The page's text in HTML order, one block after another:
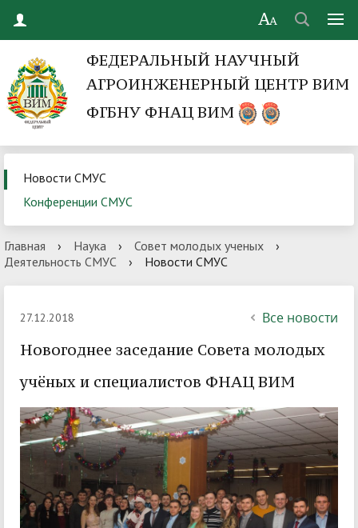
ФЕДЕРАЛЬНЫЙ НАУЧНЫЙ
АГРОИНЖЕНЕРНЫЙ ЦЕНТР ВИМ
ФГБНУ ФНАЦ ВИМ
Новости СМУС
Конференции СМУС
Главная › Наука › Совет молодых ученых
›
Деятельность СМУС
› Новости СМУС
27.12.2018 Все новости
Новогоднее заседание Совета молодых
учёных и специалистов ФНАЦ ВИМ